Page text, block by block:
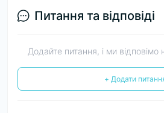
Питання та відповіді
Додайте питання, і ми
+ Додати